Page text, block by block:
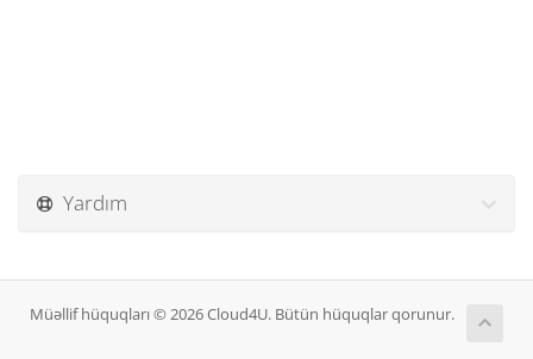
Yardım
Müəllif hüquqları © 2026 Cloud4U. Bütün hüquqlar qorunur.